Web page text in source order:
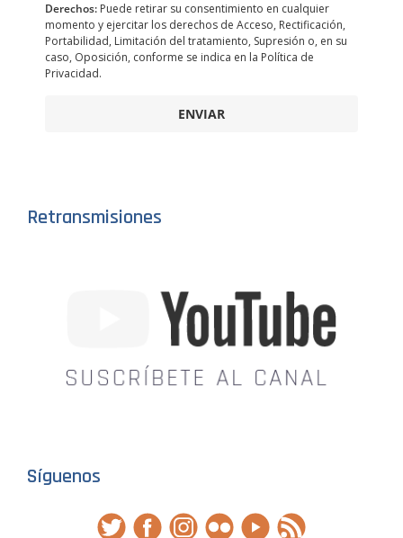
Derechos: Puede retirar su consentimiento en cualquier
momento y ejercitar los derechos de Acceso, Rectificación,
Portabilidad, Limitación del tratamiento, Supresión o, en su
caso, Oposición, conforme se indica en la Política de
Privacidad.
ENVIAR
Retransmisiones
Síguenos